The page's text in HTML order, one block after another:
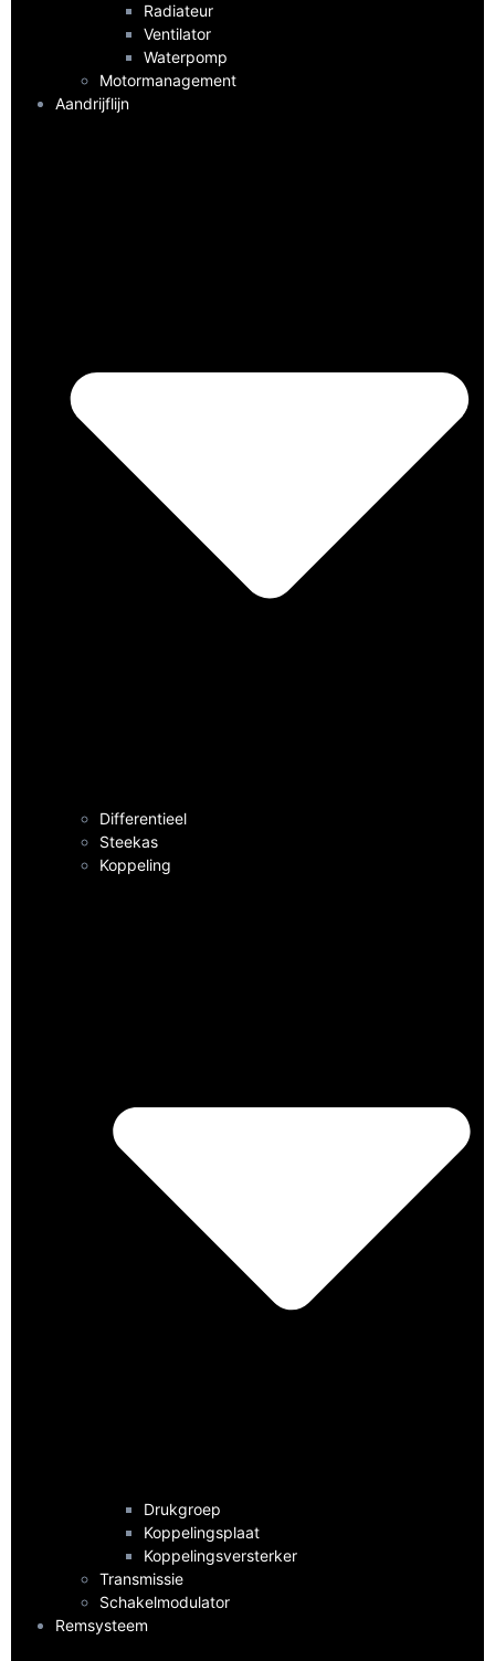
Radiateur
Ventilator
Waterpomp
Motormanagement
Aandrijflijn
Differentieel
Steekas
Koppeling
Drukgroep
Koppelingsplaat
Koppelingsversterker
Transmissie
Schakelmodulator
Remsysteem